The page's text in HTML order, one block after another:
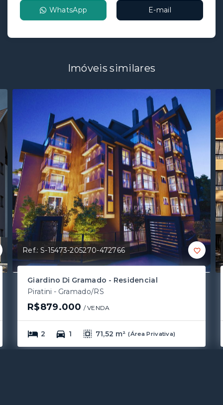
WhatsApp E-mail
Imóveis similares
Ref.:S-15473-205270-472766
Giardino Di Gramado - Residencial
Piratini - Gramado/RS
R$879.000 / VENDA
2 1 71,52 m² (Área Privativa)